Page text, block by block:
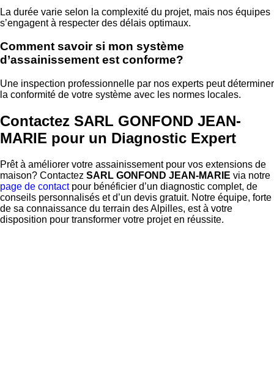
La durée varie selon la complexité du projet, mais nos équipes
s’engagent à respecter des délais optimaux.
Comment savoir si mon système
d’assainissement est conforme?
Une inspection professionnelle par nos experts peut déterminer
la conformité de votre système avec les normes locales.
Contactez SARL GONFOND JEAN-
MARIE pour un Diagnostic Expert
Prêt à améliorer votre assainissement pour vos extensions de
maison? Contactez SARL GONFOND JEAN-MARIE via notre
page de contactpour bénéficier d’un diagnostic complet, de
conseils personnalisés et d’un devis gratuit. Notre équipe, forte
de sa connaissance du terrain des Alpilles, est à votre
disposition pour transformer votre projet en réussite.